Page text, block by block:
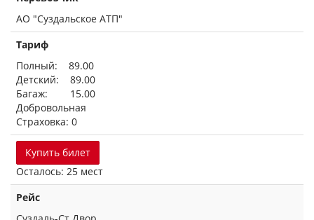
АО "Суздальское АТП"
Тариф
Полный: 89.00
Детский: 89.00
Багаж: 15.00
Добровольная
Страховка: 0
Купить билет
Осталось: 25 мест
Рейс